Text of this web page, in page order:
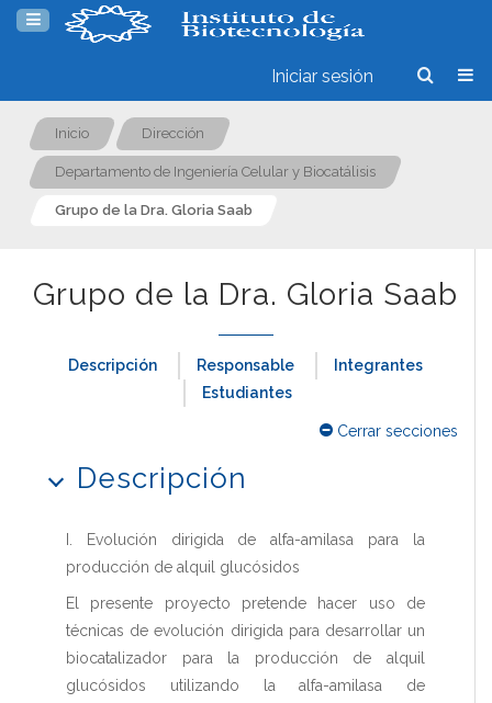
Iniciar sesión
Inicio Dirección
Departamento de Ingeniería Celular y Biocatálisis
Grupo de la Dra. Gloria Saab
Grupo de la Dra. Gloria Saab
Descripción Responsable
Integrantes
Estudiantes
Cerrar secciones
Descripción
I. Evolución dirigida de alfa-amilasa para la
producción de alquil glucósidos
El presente proyecto pretende hacer uso de
técnicas de evolución dirigida para desarrollar un
biocatalizador para la producción de alquil
glucósidos utilizando la alfa-amilasa de